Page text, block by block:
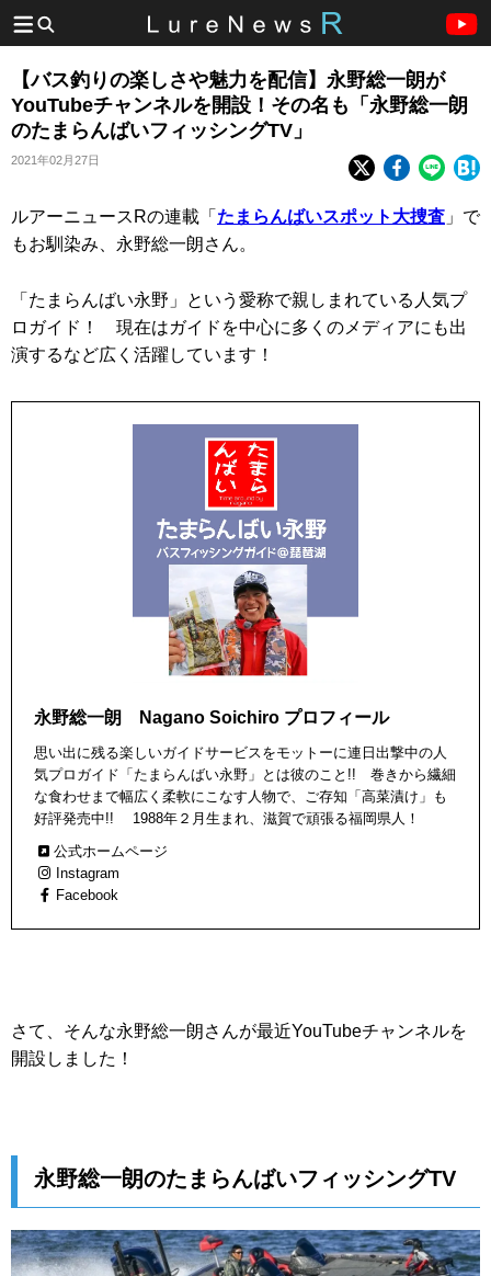
【バス釣りの楽しさや魅力を配信】永野総一朗が
YouTubeチャンネルを開設！その名も「永野総一朗
のたまらんばいフィッシングTV」
2021年02月27日
ルアーニュースRの連載「 たまらんばいスポット大捜査 」で
もお馴染み、永野総一朗さん。
「たまらんばい永野」という愛称で親しまれている人気プ
ロガイド！ 現在はガイドを中心に多くのメディアにも出
演するなど広く活躍しています！
永野総一朗 Nagano Soichiro プロフィール
思い出に残る楽しいガイドサービスをモットーに連日出撃中の人
気プロガイド「たまらんばい永野」とは彼のこと!! 巻きから繊細
な食わせまで幅広く柔軟にこなす人物で、ご存知「高菜漬け」も
好評発売中!! 1988年２月生まれ、滋賀で頑張る福岡県人！
公式ホームページ
Instagram
Facebook
さて、そんな永野総一朗さんが最近YouTubeチャンネルを
開設しました！
永野総一朗のたまらんばいフィッシングTV